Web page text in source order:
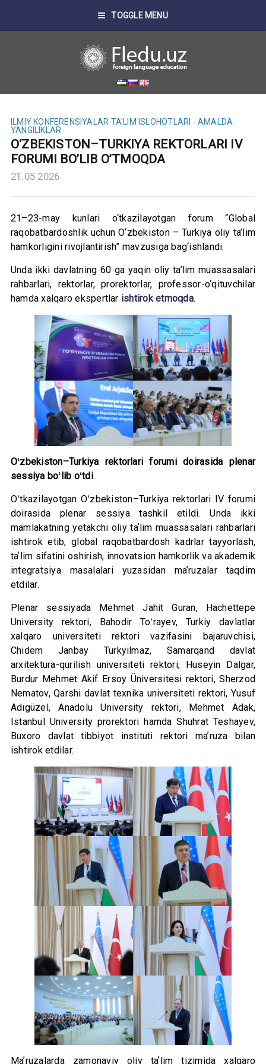
TOGGLE MENU
ILMIY KONFERENSIYALAR TA'LIM ISLOHOTLARI - AMALDA
YANGILIKLAR
O‘ZBEKISTON–TURKIYA REKTORLARI IV
FORUMI BO’LIB O’TMOQDA
21.05.2026
21–23-may kunlari o‘tkazilayotgan forum “Global
raqobatbardoshlik uchun O‘zbekiston – Turkiya oliy ta’lim
hamkorligini rivojlantirish” mavzusiga bag‘ishlandi.
Unda ikki davlatning 60 ga yaqin oliy ta’lim muassasalari
rahbarlari, rektorlar, prorektorlar, professor-o‘qituvchilar
hamda xalqaro ekspertlar ishtirok etmoqda.
Oʻzbekiston–Turkiya rektorlari forumi doirasida plenar
sessiya boʻlib oʻtdi.
Oʻtkazilayotgan Oʻzbekiston–Turkiya rektorlari IV forumi
doirasida plenar sessiya tashkil etildi. Unda ikki
mamlakatning yetakchi oliy taʼlim muassasalari rahbarlari
ishtirok etib, global raqobatbardosh kadrlar tayyorlash,
taʼlim sifatini oshirish, innovatsion hamkorlik va akademik
integratsiya masalalari yuzasidan maʼruzalar taqdim
etdilar.
Plenar sessiyada Mehmet Jahit Guran, Hachettepe
University rektori, Bahodir Toʻrayev, Turkiy davlatlar
xalqaro universiteti rektori vazifasini bajaruvchisi,
Chidem Janbay Turkyilmaz, Samarqand davlat
arxitektura-qurilish universiteti rektori, Huseyin Dalgar,
Burdur Mehmet Akif Ersoy Üniversitesi rektori, Sherzod
Nematov, Qarshi davlat texnika universiteti rektori, Yusuf
Adıgüzel, Anadolu University rektori, Mehmet Adak,
Istanbul University prorektori hamda Shuhrat Teshayev,
Buxoro davlat tibbiyot instituti rektori maʼruza bilan
ishtirok etdilar.
Maʼruzalarda zamonaviy oliy taʼlim tizimida xalqaro